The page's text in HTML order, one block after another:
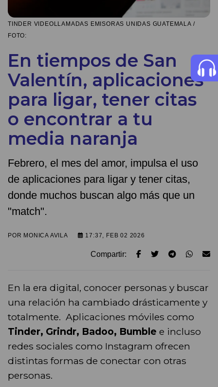
TINDER VIDEOLLAMADAS EMISORAS UNIDAS GUATEMALA /
FOTO:
En tiempos de San
Valentín, aplicaciones
para ligar, tener citas
o encontrar a tu
media naranja
Febrero, el mes del amor, impulsa el uso
de aplicaciones para ligar y tener citas,
donde muchos buscan algo más que un
"match".
POR MONICA AVILA 17:37, FEB 02 2026
Compartir:
En la era digital, conocer personas y buscar
una relación ha cambiado drásticamente y
totalmente. Aplicaciones móviles como
Tinder, Grindr, Badoo, Bumble e incluso
redes sociales como Instagram ofrecen
distintas formas de conectar con otras
personas.